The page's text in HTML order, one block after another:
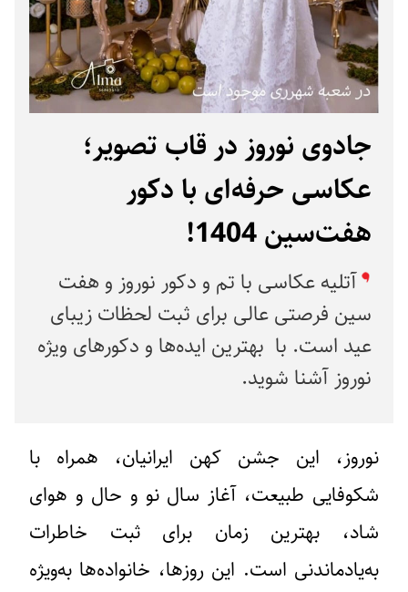
جادوی نوروز در قاب تصویر؛
عکاسی حرفه‌ای با دکور
هفت‌سین 1404!
آتلیه عکاسی با تم و دکور نوروز و هفت
سین فرصتی عالی برای ثبت لحظات زیبای
عید است. با بهترین ایده‌ها و دکورهای ویژه
نوروز آشنا شوید.
نوروز، این جشن کهن ایرانیان، همراه با
شکوفایی طبیعت، آغاز سال نو و حال و هوای
شاد، بهترین زمان برای ثبت خاطرات
به‌یادماندنی است. این روزها، خانواده‌ها به‌ویژه